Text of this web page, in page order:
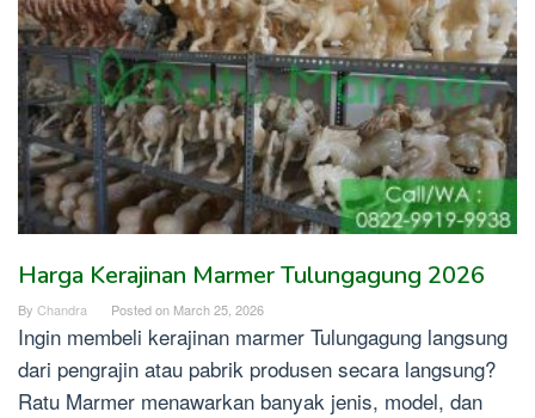
Harga Kerajinan Marmer Tulungagung 2026
By Chandra Posted on March 25, 2026
Ingin membeli kerajinan marmer Tulungagung langsung
dari pengrajin atau pabrik produsen secara langsung?
Ratu Marmer menawarkan banyak jenis, model, dan